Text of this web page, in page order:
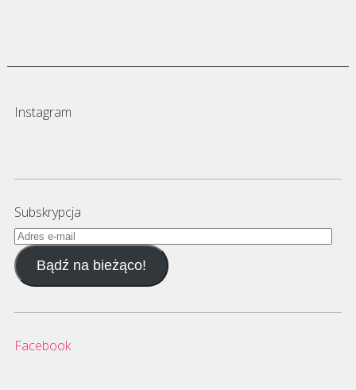
Instagram
Subskrypcja
Adres
e-
mailBądź na bieżąco!
Facebook